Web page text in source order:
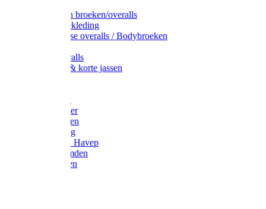
Toebehoren broeken/overalls
Signalisatiekleding
Amerikaanse overalls / Bodybroeken
Kinderoveralls
Stofjassen & korte jassen
Bodywarmer
Werkbroeken
Zaagkleding
Werkjassen Havep
Thermohemden
Overhemden